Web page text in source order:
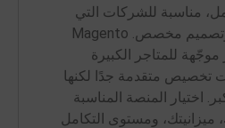
مناسبة للشركات التي
تبحث عن تحكم أكبر وتصميم مخصص. Magento
للمتاجر الكبيرة
تخصيص متقدمة جدًا لكنها
اختيار المنصة المناسبة
ومستوى التكامل